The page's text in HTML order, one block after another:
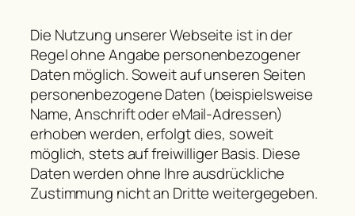
Die Nutzung unserer Webseite ist in der
Regel ohne Angabe personenbezogener
Daten möglich. Soweit auf unseren Seiten
personenbezogene Daten (beispielsweise
Name, Anschrift oder eMail-Adressen)
erhoben werden, erfolgt dies, soweit
möglich, stets auf freiwilliger Basis. Diese
Daten werden ohne Ihre ausdrückliche
Zustimmung nicht an Dritte weitergegeben.